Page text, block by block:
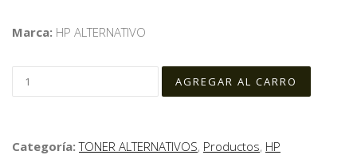
Marca: HP ALTERNATIVO
Categoría:TONER ALTERNATIVOS, Productos, HP